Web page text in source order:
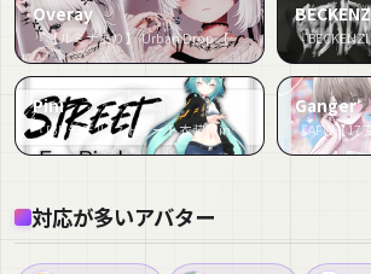
Overay
『【ルミナあり】 Urban Drop 【14アバター対応】』など16件
Pini
『[3Dモデル]ストリート衣装(Rindo●竜胆専用)』など9件
Ganger
対応が多いアバター